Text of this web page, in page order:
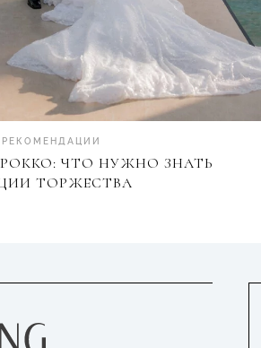
РЕКОМЕНДАЦИИ
ЧТО НУЖНО ЗНАТЬ
ТОРЖЕСТВА